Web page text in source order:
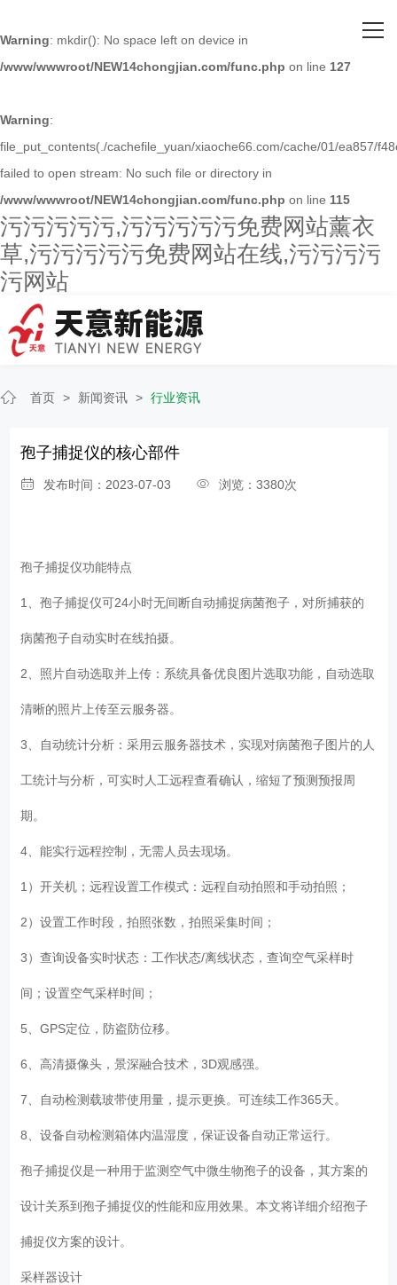
Warning: mkdir(): No space left on device in
/www/wwwroot/NEW14chongjian.com/func.php on line 127
Warning:
file_put_contents(./cachefile_yuan/xiaoche66.com/cache/01/ea857/
failed to open stream: No such file or directory in
/www/wwwroot/NEW14chongjian.com/func.php on line 115
污污污污污,污污污污污免费网站薰衣
草,污污污污污免费网站在线,污污污污
污网站
关于污污污污污
主营产品
人才招聘
新闻资讯
联系污污污污污
首页 > 新闻资讯 > 行业资讯
孢子捕捉仪的核心部件
发布时间：2023-07-03 浏览：3380次
孢子捕捉仪功能特点
1、孢子捕捉仪可24小时无间断自动捕捉病菌孢子，对所捕获的
病菌孢子自动实时在线拍摄。
2、照片自动选取并上传：系统具备优良图片选取功能，自动选取
清晰的照片上传至云服务器。
3、自动统计分析：采用云服务器技术，实现对病菌孢子图片的人
工统计与分析，可实时人工远程查看确认，缩短了预测预报周
期。
4、能实行远程控制，无需人员去现场。
1）开关机；远程设置工作模式：远程自动拍照和手动拍照；
2）设置工作时段，拍照张数，拍照采集时间；
3）查询设备实时状态：工作状态/离线状态，查询空气采样时
间；设置空气采样时间；
5、GPS定位，防盗防位移。
6、高清摄像头，景深融合技术，3D观感强。
7、自动检测载玻带使用量，提示更换。可连续工作365天。
8、设备自动检测箱体内温湿度，保证设备自动正常运行。
孢子捕捉仪是一种用于监测空气中微生物孢子的设备，其方案的
设计关系到孢子捕捉仪的性能和应用效果。本文将详细介绍孢子
捕捉仪方案的设计。
采样器设计